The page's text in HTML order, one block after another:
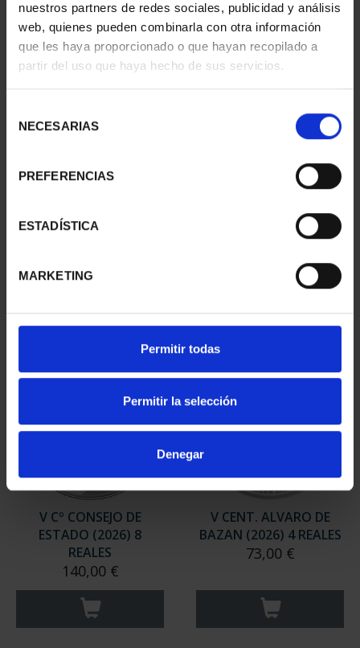
nuestros partners de redes sociales, publicidad y análisis
web, quienes pueden combinarla con otra información
que les haya proporcionado o que hayan recopilado a
partir del uso que haya hecho de sus servicios.
NECESARIAS
PREFERENCIAS
ESTADÍSTICA
MARKETING
Permitir todas
Permitir la selección
Denegar
MARIA MOLINER (2025)
150 ANIV. DE ANTONIO
MACHADO - 8 REALES
140,00 €
V Cº CONSEJO DE
ESTADO (2026) 8
REALES
140,00 €
V CENT. ALVARO DE
BAZAN (2026) 4 REALES
73,00 €